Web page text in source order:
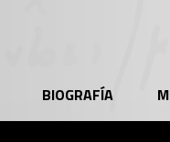
BIOGRAFÍA